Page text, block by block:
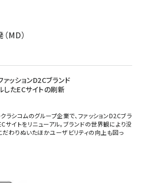
MD）
ッションD2Cブランド
したECサイトの刷新
ラシコムのグループ企業で、ファッションD2Cブラ
イトをリニューアル。ブランドの世界観により没
だわりぬいたほかユーザビリティの向上も図っ